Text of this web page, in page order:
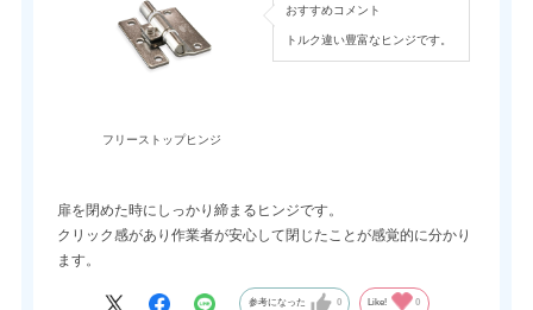
フリーストップヒンジ
おすすめコメント
トルク違い豊富なヒンジです。
扉を閉めた時にしっかり締まるヒンジです。
クリック感があり作業者が安心して閉じたことが感覚的に分かり
ます。
参考になった 0 Like! 0